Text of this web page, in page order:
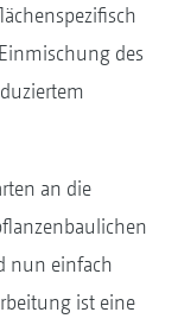
des
an die
nun einfach
ist eine